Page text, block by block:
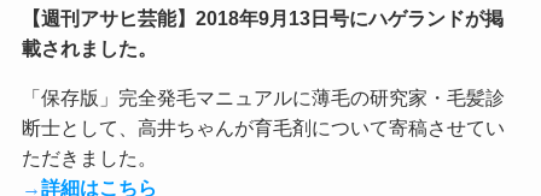
【週刊アサヒ芸能】2018年9月13日号にハゲランドが掲
載されました。
「保存版」完全発毛マニュアルに薄毛の研究家・毛髪診
断士として、高井ちゃんが育毛剤について寄稿させてい
ただきました。
→詳細はこちら